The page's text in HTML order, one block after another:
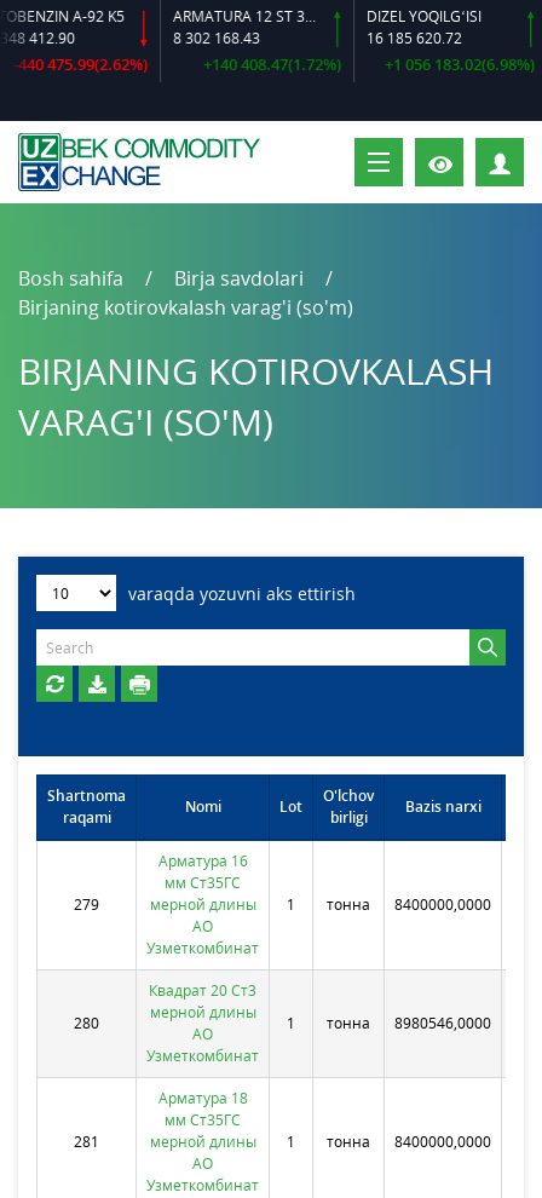
A-92 K5
412.90
475.99(2.62%)
ARMATURA 12 ST 35 GS O‘LCHAMLI
8 302 168.43
+140 408.47(1.72%)
DIZEL YOQILG‘ISI
16 185 620.72
+1 056 183.02(6.98%)
Bosh sahifa
Birja savdolari
Birjaning kotirovkalash varag'i (so'm)
BIRJANING KOTIROVKALASH
VARAG'I (SO'M)
varaqda yozuvni aks ettirish
Shartnoma
raqami
Nomi Lot
O'lchov
birligi
Bazis narxi
279
Арматура 16
мм Ст35ГС
мерной длины
АО
Узметкомбинат
1 тонна 8400000,0000
280
Квадрат 20 Ст3
мерной длины
АО
Узметкомбинат
1 тонна 8980546,0000
281
Арматура 18
мм Ст35ГС
мерной длины
АО
Узметкомбинат
1 тонна 8400000,0000